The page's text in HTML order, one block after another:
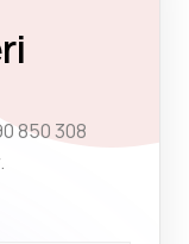
850 308